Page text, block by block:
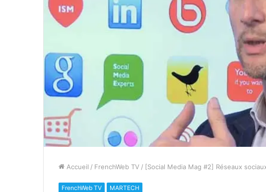
Accueil / FrenchWeb TV / [Social Media Mag #2] Réseaux
FrenchWeb TV MARTECH